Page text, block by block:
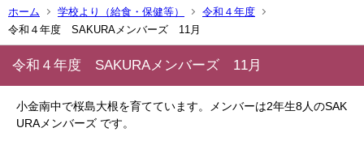
ホーム 学校より（給食・保健等）
令和４年度
令和４年度 SAKURAメンバーズ 11月
令和４年度 SAKURAメンバーズ 11月
小金南中で桜島大根を育てています。メンバーは2年生8人のSAK
URAメンバーズ です。